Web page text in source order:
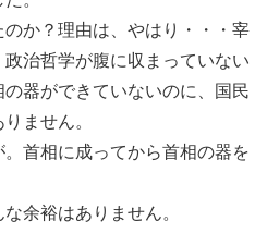
か？理由は、やはり・・・宰
治哲学が腹に収まっていない
器ができていないのに、国民
ません。
首相に成ってから首相の器を
余裕はありません。